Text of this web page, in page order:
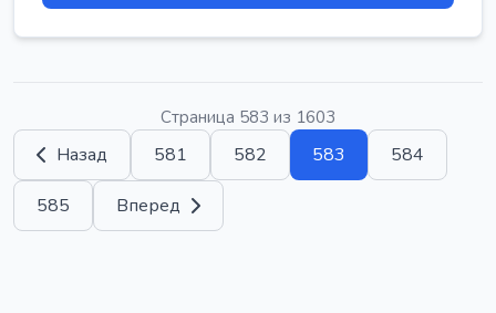
Страница 583 из 1603
Назад 581 582 583 584
585 Вперед